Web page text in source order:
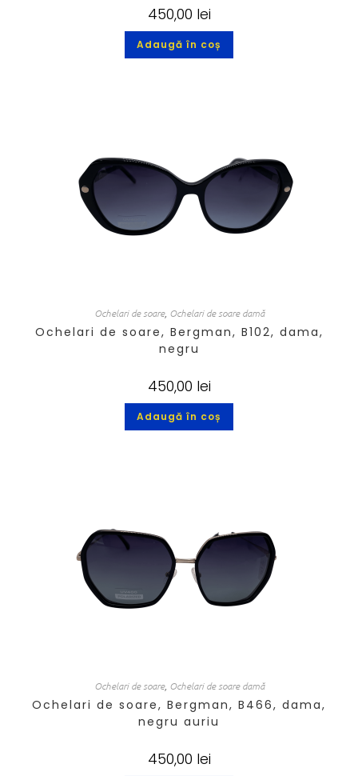
450,00 lei
Adaugă în coș
Ochelari de soare, Ochelari de soare damă
Ochelari de soare, Bergman, B102, dama,
negru
450,00 lei
Adaugă în coș
Ochelari de soare, Ochelari de soare damă
Ochelari de soare, Bergman, B466, dama,
negru auriu
450,00 lei